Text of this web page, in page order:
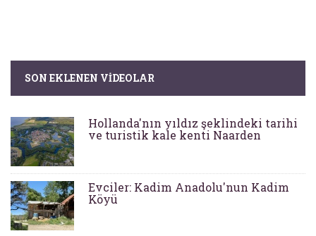
SON EKLENEN VIDEOLAR
Hollanda'nın yıldız şeklindeki tarihi
ve turistik kale kenti Naarden
Evciler: Kadim Anadolu'nun Kadim
Köyü